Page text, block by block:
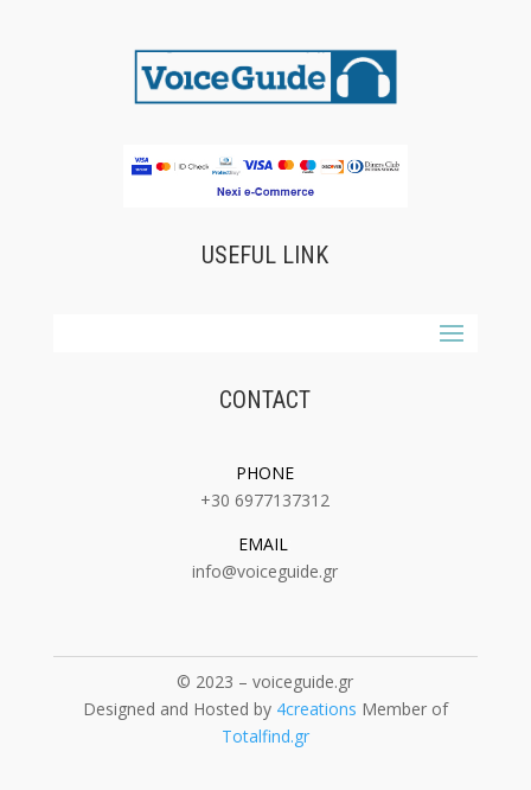
USEFUL LINK
CONTACT
PHONE
+30 6977137312
EMAIL
info@voiceguide.gr
© 2023 – voiceguide.gr
Designed and Hosted by 4creations Member of
Totalfind.gr